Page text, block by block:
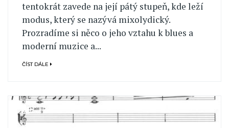
tentokrát zavede na její pátý stupeň, kde leží
modus, který se nazývá mixolydický.
Prozradíme si něco o jeho vztahu k blues a
moderní muzice a...
ČÍST DÁLE